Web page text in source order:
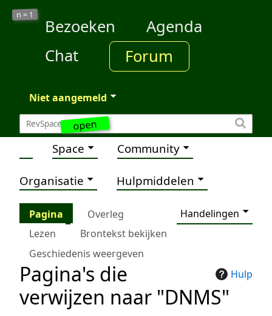
open
n = 1
Bezoeken
Agenda
Chat
Forum
Niet aangemeld
Space Community
Organisatie Hulpmiddelen
Pagina Overleg
Handelingen
Lezen
Brontekst bekijken
Geschiedenis weergeven
Hulp
Pagina's die
verwijzen naar "DNMS"